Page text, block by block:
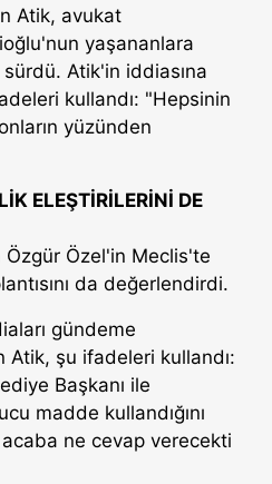
Atik, avukat
yaşananlara
Atik'in iddiasına
kullandı: "Hepsinin
yüzünden
ELEŞTİRİLERİNİ DE
Özel'in Meclis'te
da değerlendirdi.
gündeme
şu ifadeleri kullandı:
Başkanı ile
madde kullandığını
acaba ne cevap verecekti